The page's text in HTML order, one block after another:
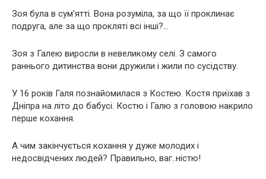
Зоя була в сум’ятті. Вона розуміла, за що її проклинає
подруга, але за що прокляті всі інші?…
Зоя з Галею виросли в невеликому селі. З самого
раннього дитинства вони дружили і жили по сусідству.
У 16 років Галя познайомилася з Костею. Костя приїхав з
Дніпра на літо до бабусі. Костю і Галю з головою накрило
перше кохання.
А чим закінчується кохання у дуже молодих і
недосвідчених людей? Правильно, ваг..ністю!